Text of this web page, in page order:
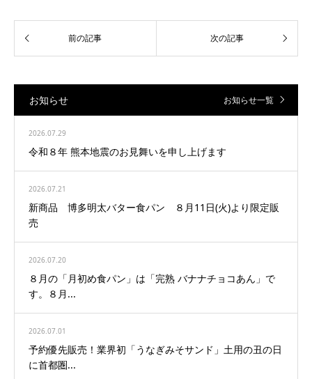
お知らせ お知らせ一覧
2026.07.29
令和８年 熊本地震のお見舞いを申し上げます
2026.07.21
新商品 博多明太バター食パン ８月11日(火)より限定販
売
2026.07.20
８月の「月初め食パン」は「完熟 バナナチョコあん」で
す。８月...
2026.07.01
予約優先販売！業界初「うなぎみそサンド」土用の丑の日
に首都圏...